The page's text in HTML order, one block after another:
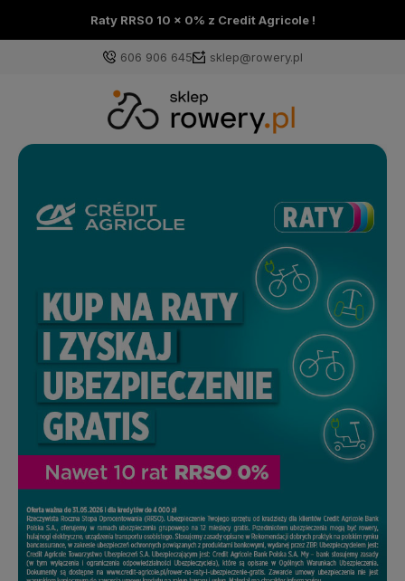
Raty RRS0 10 x 0% z Credit Agricole !
606 906 645 sklep@rowery.pl